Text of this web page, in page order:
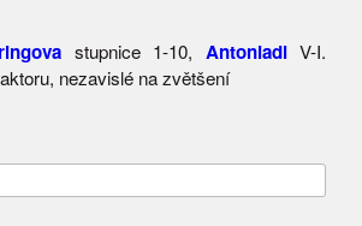
stupnice 1-10, AntoniadiV-I.
nezavislé na zvětšení